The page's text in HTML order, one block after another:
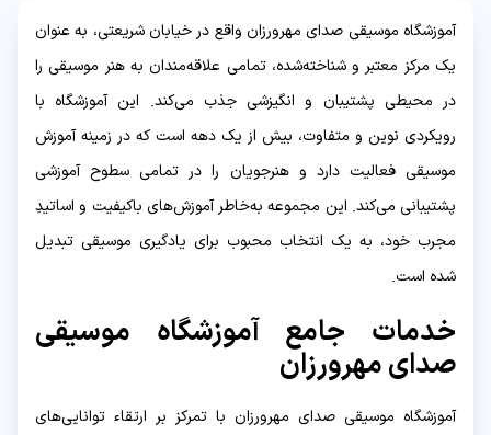
آموزشگاه موسیقی صدای مهرورزان واقع در خیابان شریعتی، به عنوان
یک مرکز معتبر و شناخته‌شده، تمامی علاقه‌مندان به هنر موسیقی را
در محیطی پشتیبان و انگیزشی جذب می‌کند. این آموزشگاه با
رویکردی نوین و متفاوت، بیش از یک دهه است که در زمینه آموزش
موسیقی فعالیت دارد و هنرجویان را در تمامی سطوح آموزشی
پشتیبانی می‌کند. این مجموعه به‌خاطر آموزش‌های باکیفیت و اساتیدِ
مجرب خود، به یک انتخاب محبوب برای یادگیری موسیقی تبدیل
شده است.
خدمات جامع آموزشگاه موسیقی
صدای مهرورزان
آموزشگاه موسیقی صدای مهرورزان با تمرکز بر ارتقاء توانایی‌های